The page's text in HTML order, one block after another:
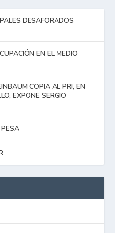
DESAFORADOS
EN EL MEDIO
COPIA AL PRI, EN
EXPONE SERGIO